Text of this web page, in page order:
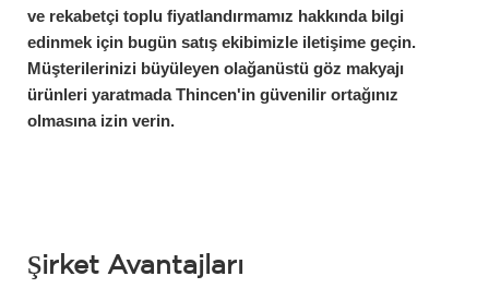
ve rekabetçi toplu fiyatlandırmamız hakkında bilgi
edinmek için bugün satış ekibimizle iletişime geçin.
Müşterilerinizi büyüleyen olağanüstü göz makyajı
ürünleri yaratmada Thincen'in güvenilir ortağınız
olmasına izin verin.
Şirket Avantajları